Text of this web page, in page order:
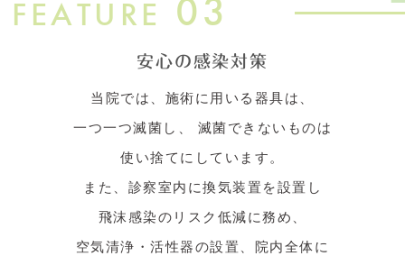
安心の感染対策
当院では、施術に用いる器具は、
一つ一つ滅菌し、
滅菌できないものは
使い捨てにしています。
また、診察室内に換気装置を設置し
飛沫感染のリスク低減に務め、
空気清浄・活性器の設置、院内全体に
FEATURE 03